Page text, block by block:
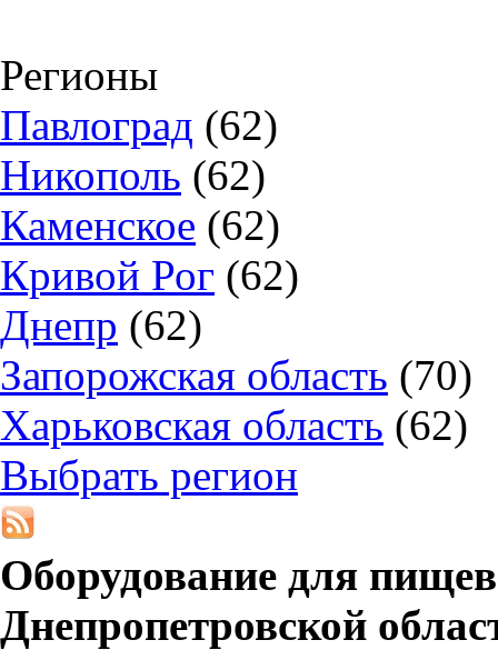
Регионы
Павлоград (62)
Никополь (62)
Каменское (62)
Кривой Рог (62)
Днепр (62)
Запорожская область (70)
Харьковская область (62)
Выбрать регион
Оборудование для
Днепропетровской